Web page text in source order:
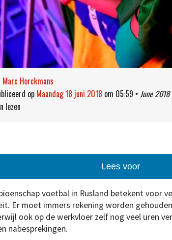
Marc Horckmans
op maandag 18 juni 2018 om 05:59 • June 2018
lezen
Lees voor
voetbal in Rusland betekent voor
Er moet immers rekening worden
ook op de werkvloer zelf nog veel uren
nabesprekingen.